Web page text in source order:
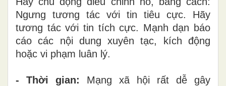
Ngưng tương tác với tin tiêu cực. Hãy
tương tác với tin tích cực. Mạnh dạn báo
cáo các nội dung xuyên tạc, kích động
hoặc vi phạm luân lý.
- Thời gian: Mạng xã hội rất dễ gây